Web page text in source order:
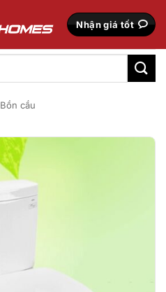
Nhận giá tốt
Bồn cầu